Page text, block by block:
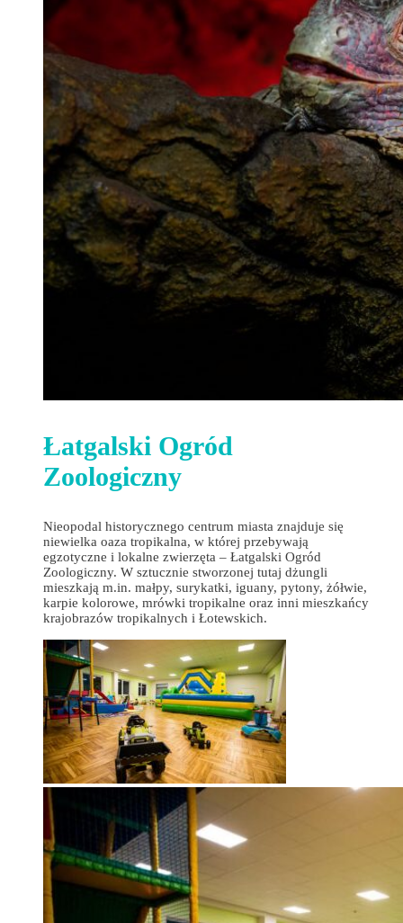
Łatgalski Ogród
Zoologiczny
Nieopodal historycznego centrum miasta znajduje się
niewielka oaza tropikalna, w której przebywają
egzotyczne i lokalne zwierzęta – Łatgalski Ogród
Zoologiczny. W sztucznie stworzonej tutaj dżungli
mieszkają m.in. małpy, surykatki, iguany, pytony, żółwie,
karpie kolorowe, mrówki tropikalne oraz inni mieszkańcy
krajobrazów tropikalnych i Łotewskich.